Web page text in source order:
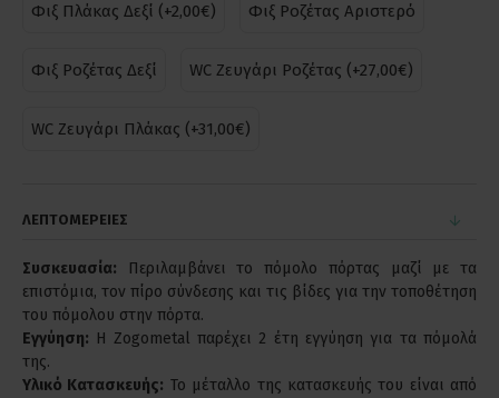
Φιξ Πλάκας Δεξί (+2,00€) Φιξ Ροζέτας Αριστερό
Φιξ Ροζέτας Δεξί WC Ζευγάρι Ροζέτας (+27,00€)
WC Ζευγάρι Πλάκας (+31,00€)
ΛΕΠΤΟΜΕΡΕΙΕΣ
Συσκευασία: Περιλαμβάνει το πόμολο πόρτας μαζί με τα
επιστόμια, τον πίρο σύνδεσης και τις βίδες για την τοποθέτηση
του πόμολου στην πόρτα.
Εγγύηση: Η Zogometal παρέχει 2 έτη εγγύηση για τα πόμολά
της.
Υλικό Κατασκευής: Το μέταλλο της κατασκευής του είναι από